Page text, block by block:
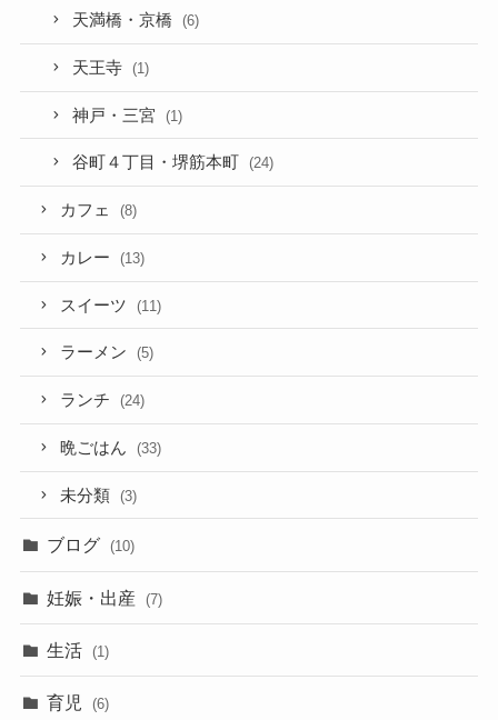
天満橋・京橋 (6)
天王寺 (1)
神戸・三宮 (1)
谷町４丁目・堺筋本町 (24)
カフェ (8)
カレー (13)
スイーツ (11)
ラーメン (5)
ランチ (24)
晩ごはん (33)
未分類 (3)
ブログ (10)
妊娠・出産 (7)
生活 (1)
育児 (6)